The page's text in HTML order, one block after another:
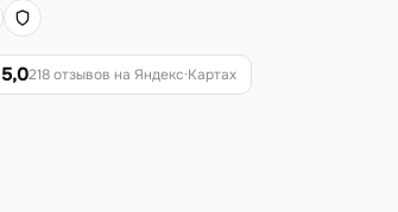
5,0218 отзывов на Яндекс·Картах